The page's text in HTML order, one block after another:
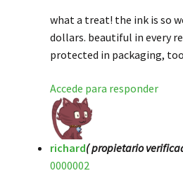
what a treat! the ink is so
dollars. beautiful in every
protected in packaging,
Accede para responder
richard( propietario
0000002